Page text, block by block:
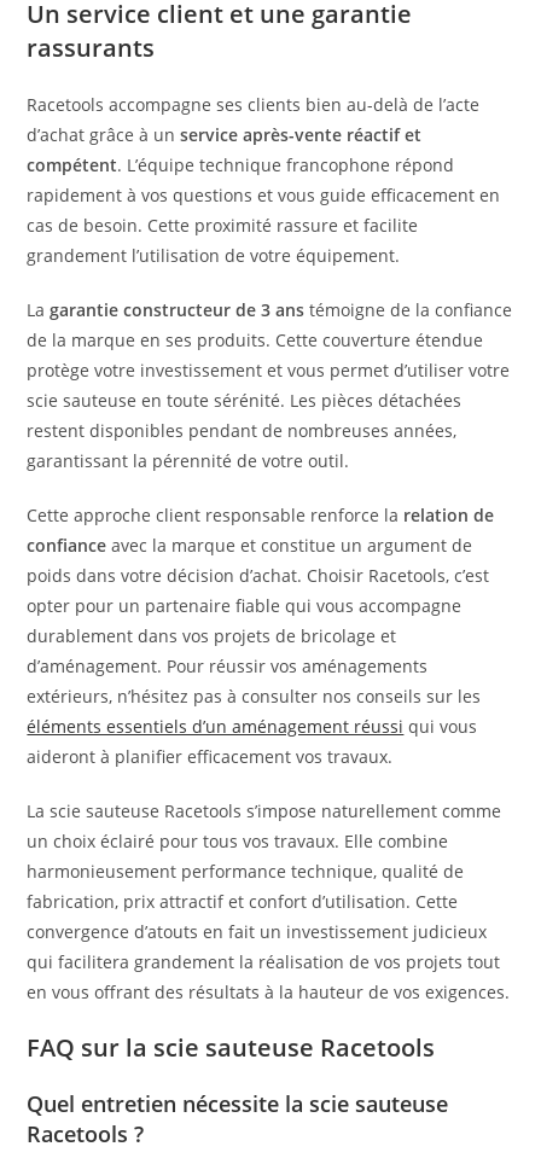
Un service client et une garantie
rassurants
Racetools accompagne ses clients bien au-delà de l’acte
d’achat grâce à unservice après-vente réactif et
compétent. L’équipe technique francophone répond
rapidement à vos questions et vous guide efficacement en
cas de besoin. Cette proximité rassure et facilite
grandement l’utilisation de votre équipement.
Lagarantie constructeur de 3 ans témoigne de la confiance
de la marque en ses produits. Cette couverture étendue
protège votre investissement et vous permet d’utiliser votre
scie sauteuse en toute sérénité. Les pièces détachées
restent disponibles pendant de nombreuses années,
garantissant la pérennité de votre outil.
Cette approche client responsable renforce la relation de
confiance avec la marque et constitue un argument de
poids dans votre décision d’achat. Choisir Racetools, c’est
opter pour un partenaire fiable qui vous accompagne
durablement dans vos projets de bricolage et
d’aménagement. Pour réussir vos aménagements
extérieurs, n’hésitez pas à consulter nos conseils sur les
éléments essentiels d’un aménagement réussi qui vous
aideront à planifier efficacement vos travaux.
La scie sauteuse Racetools s’impose naturellement comme
un choix éclairé pour tous vos travaux. Elle combine
harmonieusement performance technique, qualité de
fabrication, prix attractif et confort d’utilisation. Cette
convergence d’atouts en fait un investissement judicieux
qui facilitera grandement la réalisation de vos projets tout
en vous offrant des résultats à la hauteur de vos exigences.
FAQ sur la scie sauteuse Racetools
Quel entretien nécessite la scie sauteuse
Racetools ?